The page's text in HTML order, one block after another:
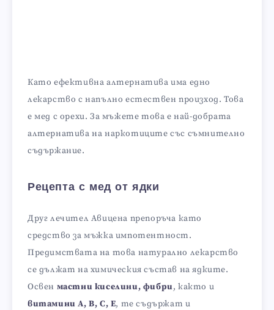
Като ефективна алтернатива има едно
лекарство с напълно естествен произход. Това
е мед с орехи. За мъжете това е най-добрата
алтернатива на наркотиците със съмнително
съдържание.
Рецепта с мед от ядки
Друг лечител Авицена препоръча като
средство за мъжка импотентност.
Предимствата на това натурално лекарство
се дължат на химическия състав на ядките.
Освен мастни киселини, фибри, както и
витамини А, В, С, Е, те съдържат и